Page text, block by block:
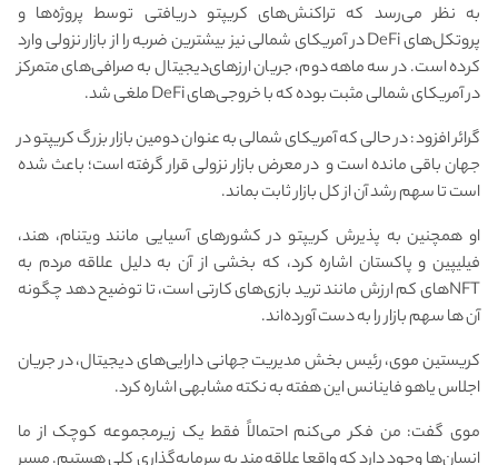
به نظر می‌رسد که تراکنش‌های کریپتو دریافتی توسط پروژه‌ها و
پروتکل‌های DeFi در آمریکای شمالی نیز بیشترین ضربه را از بازار نزولی وارد
کرده است. در سه ماهه دوم، جریان ارزهای‌دیجیتال به صرافی‌های متمرکز
در آمریکای شمالی مثبت بوده که با خروجی‌های DeFi ملغی شد.
گرائر افزود: در حالی که آمریکای شمالی به عنوان دومین بازار بزرگ کریپتو در
جهان باقی مانده است و در معرض بازار نزولی قرار گرفته است؛ باعث شده
است تا سهم رشد آن از کل بازار ثابت بماند.
او همچنین به پذیرش کریپتو در کشورهای آسیایی مانند ویتنام، هند،
فیلیپین و پاکستان اشاره کرد، که بخشی از آن به دلیل علاقه مردم به
NFT‌های کم ارزش مانند ترید بازی‌های کارتی است، تا توضیح دهد چگونه
آن ها سهم بازار را به دست آورده‌اند.
کریستین موی، رئیس بخش مدیریت جهانی دارایی‌های دیجیتال، در جریان
اجلاس یاهو فاینانس این هفته به نکته مشابهی اشاره کرد.
موی گفت: من فکر می‌کنم احتمالاً فقط یک زیرمجموعه کوچک از ما